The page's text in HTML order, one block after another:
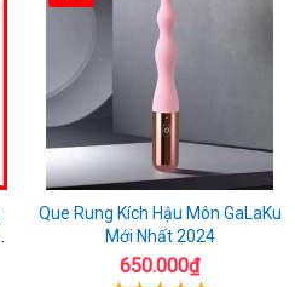
Que Rung Kích Hậu Môn GaLaKu
Mới Nhất 2024
650.000₫